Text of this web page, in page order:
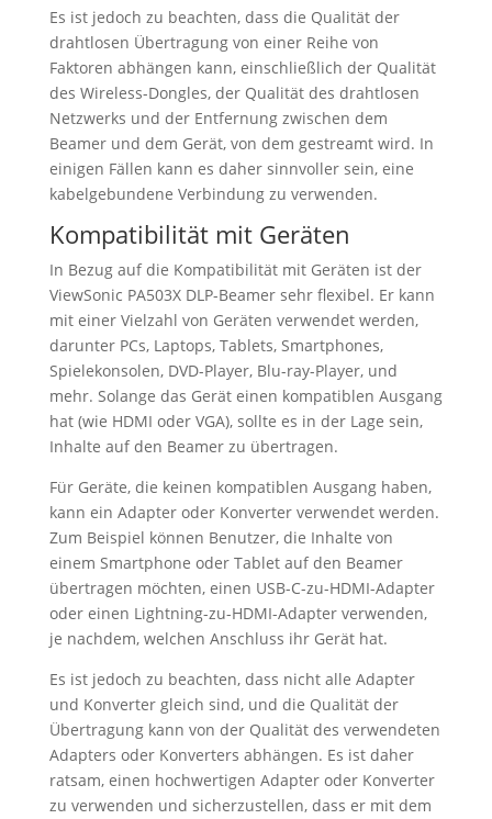
Es ist jedoch zu beachten, dass die Qualität der
drahtlosen Übertragung von einer Reihe von
Faktoren abhängen kann, einschließlich der Qualität
des Wireless-Dongles, der Qualität des drahtlosen
Netzwerks und der Entfernung zwischen dem
Beamer und dem Gerät, von dem gestreamt wird. In
einigen Fällen kann es daher sinnvoller sein, eine
kabelgebundene Verbindung zu verwenden.
Kompatibilität mit Geräten
In Bezug auf die Kompatibilität mit Geräten ist der
ViewSonic PA503X DLP-Beamer sehr flexibel. Er kann
mit einer Vielzahl von Geräten verwendet werden,
darunter PCs, Laptops, Tablets, Smartphones,
Spielekonsolen, DVD-Player, Blu-ray-Player, und
mehr. Solange das Gerät einen kompatiblen Ausgang
hat (wie HDMI oder VGA), sollte es in der Lage sein,
Inhalte auf den Beamer zu übertragen.
Für Geräte, die keinen kompatiblen Ausgang haben,
kann ein Adapter oder Konverter verwendet werden.
Zum Beispiel können Benutzer, die Inhalte von
einem Smartphone oder Tablet auf den Beamer
übertragen möchten, einen USB-C-zu-HDMI-Adapter
oder einen Lightning-zu-HDMI-Adapter verwenden,
je nachdem, welchen Anschluss ihr Gerät hat.
Es ist jedoch zu beachten, dass nicht alle Adapter
und Konverter gleich sind, und die Qualität der
Übertragung kann von der Qualität des verwendeten
Adapters oder Konverters abhängen. Es ist daher
ratsam, einen hochwertigen Adapter oder Konverter
zu verwenden und sicherzustellen, dass er mit dem